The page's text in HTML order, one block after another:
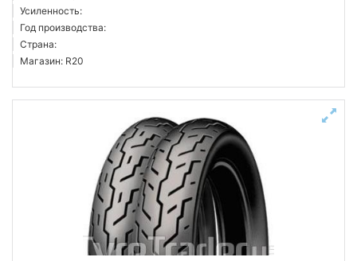
Усиленность:
Год производства:
Страна:
Магазин: R20